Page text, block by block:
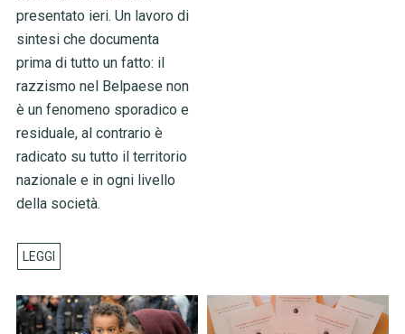
presentato ieri. Un lavoro di
sintesi che documenta
prima di tutto un fatto: il
razzismo nel Belpaese non
è un fenomeno sporadico e
residuale, al contrario è
radicato su tutto il territorio
nazionale e in ogni livello
della società.